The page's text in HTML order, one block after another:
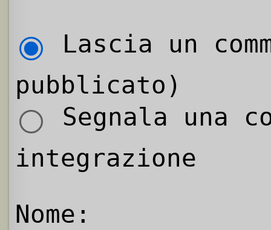
Lascia un
pubblicato)
Segnala una
integrazione
Nome: